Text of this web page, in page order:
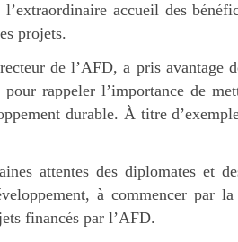
l’extraordinaire accueil des
projets.
de l’AFD, a pris avantage
rappeler l’importance de
durable. À titre
attentes des diplomates et
à commencer par la
financés par l’AFD.